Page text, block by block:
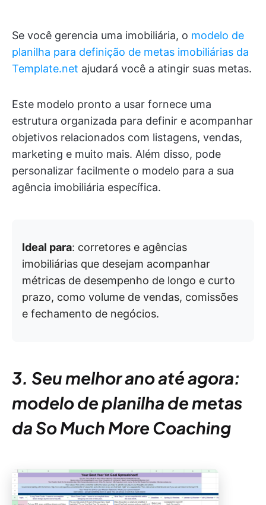
Se você gerencia uma imobiliária, o modelo de
planilha para definição de metas imobiliárias da
Template.net ajudará você a atingir suas metas.
Este modelo pronto a usar fornece uma
estrutura organizada para definir e acompanhar
objetivos relacionados com listagens, vendas,
marketing e muito mais. Além disso, pode
personalizar facilmente o modelo para a sua
agência imobiliária específica.
Ideal para: corretores e agências
imobiliárias que desejam acompanhar
métricas de desempenho de longo e curto
prazo, como volume de vendas, comissões
e fechamento de negócios.
3. Seu melhor ano até agora:
modelo de planilha de metas
da So Much More Coaching